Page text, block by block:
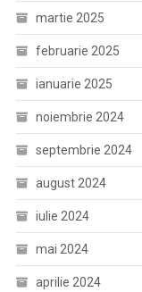
martie 2025
februarie 2025
ianuarie 2025
noiembrie 2024
septembrie 2024
august 2024
iulie 2024
mai 2024
aprilie 2024